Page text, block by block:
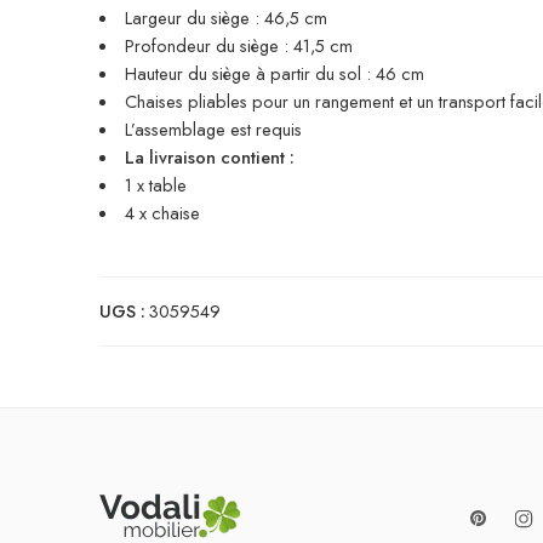
Largeur du siège : 46,5 cm
Profondeur du siège : 41,5 cm
Hauteur du siège à partir du sol : 46 cm
Chaises pliables pour un rangement et un transport
L’assemblage est requis
La livraison contient :
1 x table
4 x chaise
UGS :3059549